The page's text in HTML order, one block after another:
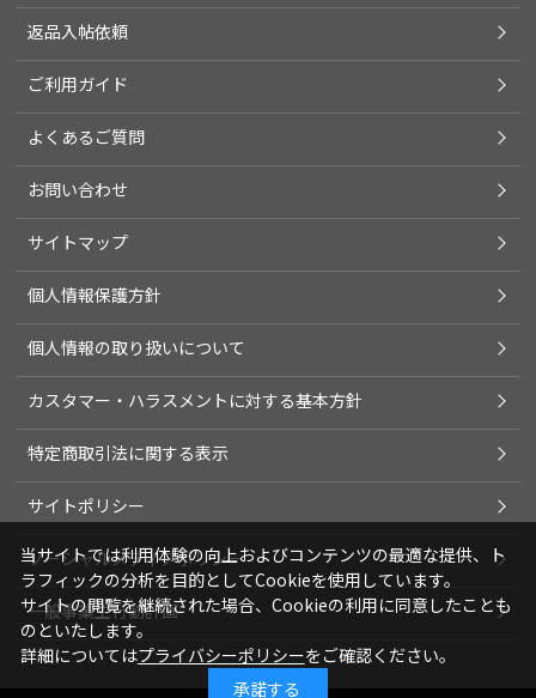
返品入帖依頼
ご利用ガイド
よくあるご質問
お問い合わせ
サイトマップ
個人情報保護方針
個人情報の取り扱いについて
カスタマー・ハラスメントに対する基本方針
特定商取引法に関する表示
サイトポリシー
ソーシャルメディアポリシー
一般事業主行動計画
当サイトでは利用体験の向上およびコンテンツの最適な提供、ト
ラフィックの分析を目的としてCookieを使用しています。
サイトの閲覧を継続された場合、Cookieの利用に同意したことも
のといたします。
詳細についてはプライバシーポリシーをご確認ください。
承諾する